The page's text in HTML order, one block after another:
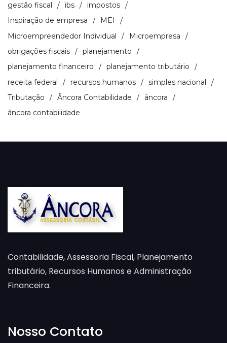
gestão fiscal
ibs
impostos
Inspiração de empresa
MEI
Microempreendedor Individual
Microempresa
obrigações fiscais
planejamento
planejamento financeiro
planejamento tributário
receita federal
recursos humanos
simples nacional
Tributação
Âncora Contabilidade
âncora
âncora contabilidade
Contabilidade, Assessoria Fiscal, Planejamento
tributário, Recursos Humanos e Administração
Financeira.
Nosso Contato